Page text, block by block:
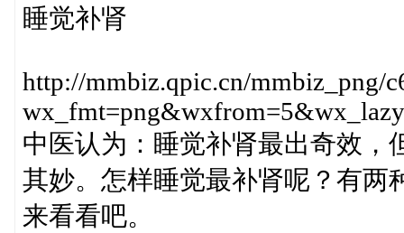
睡觉补肾
http://mmbiz.qpic.cn/mmbiz_png/
中医认为：睡觉补肾最出奇效，
其妙。怎样睡觉最补肾呢？有两
来看看吧。